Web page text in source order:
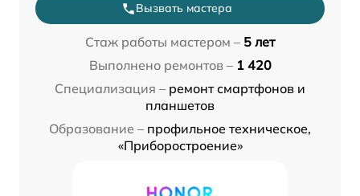
Вызвать мастера
Стаж работы мастером – 5 лет
Выполнено ремонтов – 1 420
Специализация – ремонт смартфонов и
планшетов
Образование – профильное техническое,
«Приборостроение»